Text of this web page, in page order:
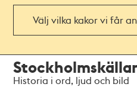
Välj vilka kakor vi får
navigationen
huvudinnehållet
Historia i ord, ljud och bild